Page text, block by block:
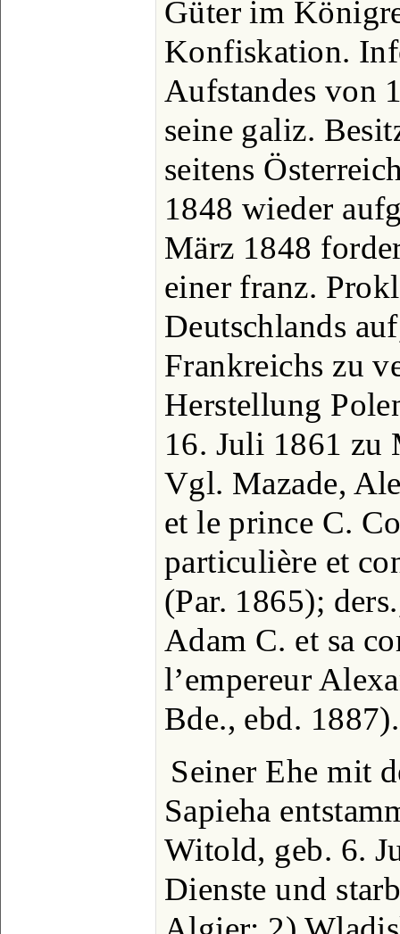
Güter im
Konfiskation.
Aufstandes von
seine galiz.
seitens
1848 wieder
März 1848
einer franz.
Deutschlands
Frankreichs zu
Herstellung
16. Juli 1861 zu
Vgl. Mazade,
et le prince C.
particulière et
(Par. 1865);
Adam C. et sa
l’empereur
Bde., ebd. 1887).
Seiner Ehe mit
Sapieha
Witold, geb. 6.
Dienste und